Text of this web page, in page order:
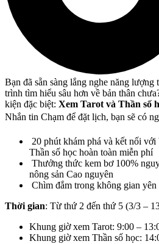
Bạn đã sẵn sàng lắng nghe năng
trình tìm hiểu sâu hơn về bản thân
kiện đặc biệt: Xem Tarot và Thần số
Nhắn tin Chạm để đặt lịch, bạn sẽ có
20 phút khám phá và kết nối với
Thần số học hoàn toàn miễn phí
Thưởng thức kem bơ 100%
nông sản Cao nguyên
Chìm đắm trong không gian
Thời gian: Từ thứ 2 đến thứ 5 (3/3 –
Khung giờ xem Tarot: 9:00 –
Khung giờ xem Thần số học: